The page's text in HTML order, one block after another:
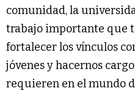
comunidad, la
trabajo importante que
fortalecer los vínculos
jóvenes y hacernos
requieren en el mundo